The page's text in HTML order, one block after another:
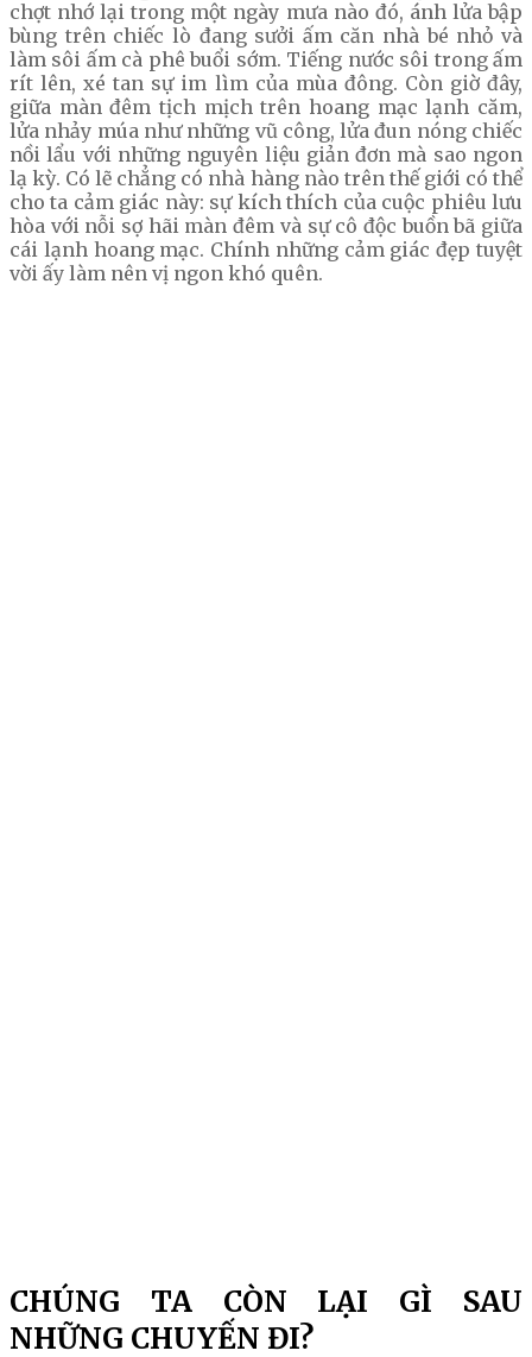
chợt nhớ lại trong một ngày mưa nào đó, ánh lửa bập
bùng trên chiếc lò đang sưởi ấm căn nhà bé nhỏ và
làm sôi ấm cà phê buổi sớm. Tiếng nước sôi trong ấm
rít lên, xé tan sự im lìm của mùa đông. Còn giờ đây,
giữa màn đêm tịch mịch trên hoang mạc lạnh căm,
lửa nhảy múa như những vũ công, lửa đun nóng chiếc
nồi lẩu với những nguyên liệu giản đơn mà sao ngon
lạ kỳ. Có lẽ chẳng có nhà hàng nào trên thế giới có thể
cho ta cảm giác này: sự kích thích của cuộc phiêu lưu
hòa với nỗi sợ hãi màn đêm và sự cô độc buồn bã giữa
cái lạnh hoang mạc. Chính những cảm giác đẹp tuyệt
vời ấy làm nên vị ngon khó quên.
CHÚNG TA CÒN LẠI GÌ SAU
NHỮNG CHUYẾN ĐI?